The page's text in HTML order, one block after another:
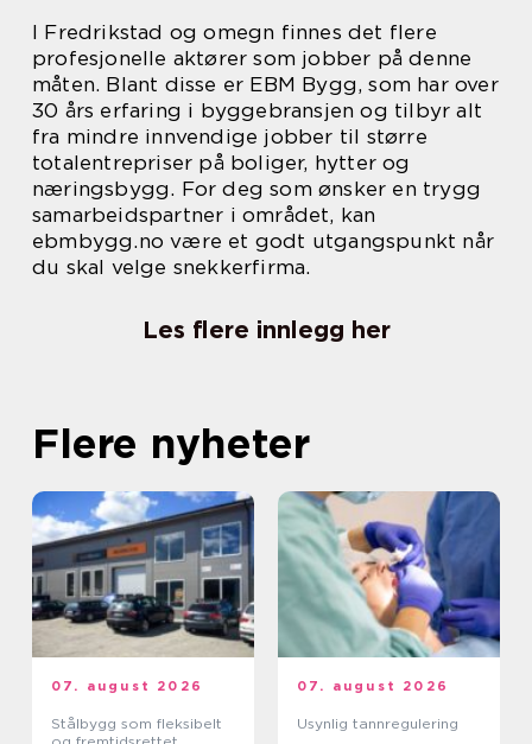
I Fredrikstad og omegn finnes det flere
profesjonelle aktører som jobber på denne
måten. Blant disse er EBM Bygg, som har over
30 års erfaring i byggebransjen og tilbyr alt
fra mindre innvendige jobber til større
totalentrepriser på boliger, hytter og
næringsbygg. For deg som ønsker en trygg
samarbeidspartner i området, kan
ebmbygg.no være et godt utgangspunkt når
du skal velge snekkerfirma.
Les flere innlegg her
Flere nyheter
07. august 2026
Stålbygg som fleksibelt
07. august 2026
Usynlig tannregulering